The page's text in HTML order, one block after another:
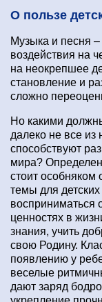
О пользе
Музыка и песня
воздействия на
на неокрепшее
становление и
сложно
Но какими
далеко не все из
способствуют
мира?
стоит особняком
темы для
восприниматься
ценностях в
знания, учить
свою Родину.
появлению у
веселые
дают заряд